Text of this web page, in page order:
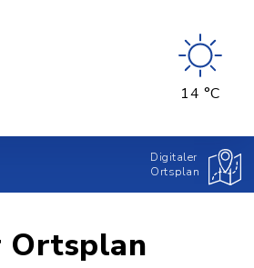
14 °C
Digitaler
Ortsplan